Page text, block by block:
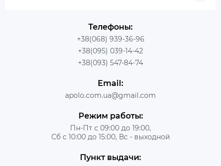
Телефоны:
+38(068) 939-36-96
+38(095) 039-14-42
+38(093) 547-84-74
Email:
apolo.com.ua@gmail.com
Режим работы:
Пн-Пт с 09:00 до 19:00,
Сб с 10:00 до 15:00, Вс - выходной
Пункт выдачи: